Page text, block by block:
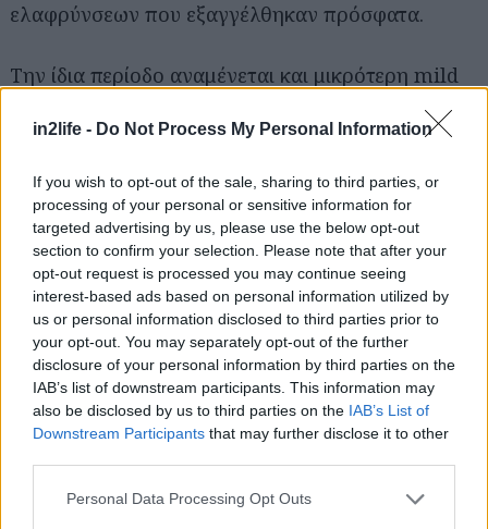
in2life - Do Not Process My Personal Information
If you wish to opt-out of the sale, sharing to third parties, or
processing of your personal or sensitive information for
targeted advertising by us, please use the below opt-out
section to confirm your selection. Please note that after your
opt-out request is processed you may continue seeing
interest-based ads based on personal information utilized by
us or personal information disclosed to third parties prior to
your opt-out. You may separately opt-out of the further
disclosure of your personal information by third parties on the
IAB’s list of downstream participants. This information may
also be disclosed by us to third parties on the IAB’s List of
Downstream Participants that may further disclose it to other
Please note that this website/app uses one or more Google
Personal Data Processing Opt Outs
ελαφρύνσεων που εξαγγέλθηκαν πρόσφατα.
Την ίδια περίοδο αναμένεται και μικρότερη mild
hybrid έκδοση, η 30 TFSI MHEV S tronic. Προς το
τέλος του έτους θα παρουσιαστεί η 30 TDI S
πλούσια γκάμα κινητήρων, θα προστεθεί και ένας
φυσικού αερίου (CNG).